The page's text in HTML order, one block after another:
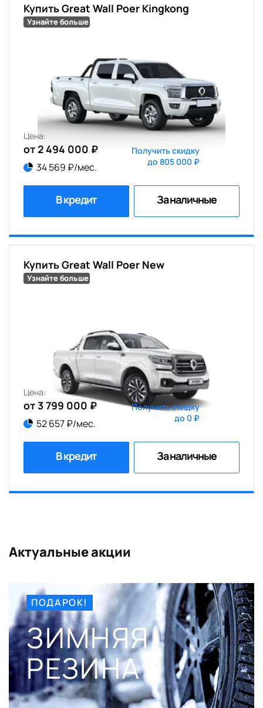
Купить Great Wall Poer Kingkong
Узнайте больше
Цена:
от 2 494 000 ₽
34 569 ₽/мес.
Получить скидку
до 805 000 ₽
В кредит За наличные
Купить Great Wall Poer New
Узнайте больше
Цена:
от 3 799 000 ₽
52 657 ₽/мес.
Получить скидку
до 0 ₽
В кредит За наличные
Актуальные акции
ПОДАРОК!
ЗИМНЯЯ
РЕЗИНА